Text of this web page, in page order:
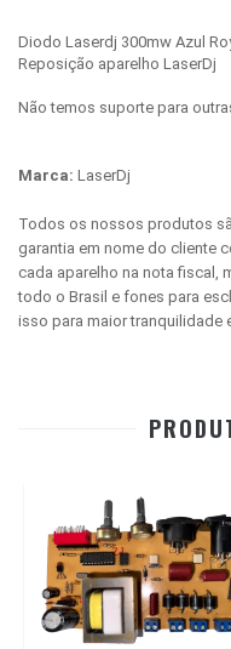
Diodo Laserdj 300mw Azul
Reposição aparelho LaserDj
Não temos suporte para
Marca: LaserDj
Todos os nossos produtos
garantia em nome do cliente
cada aparelho na nota fiscal,
todo o Brasil e fones para
isso para maior